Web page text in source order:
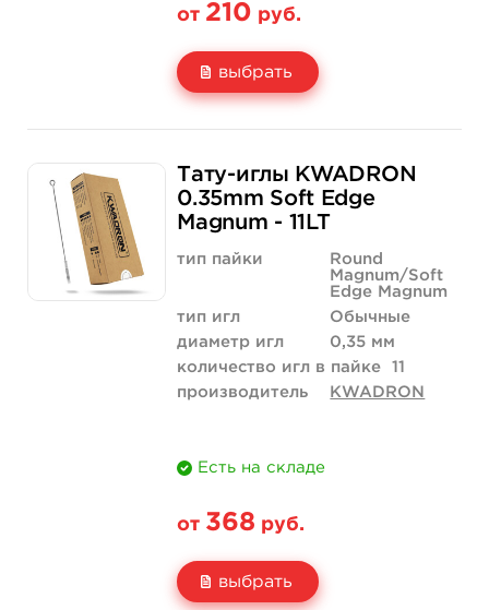
от 210 руб.
выбрать
Цена
Количество
210 руб.
купить
Тату-иглы KWADRON
0.35mm Soft Edge
Magnum - 11LT
тип пайки
Round
Magnum/Soft
Edge Magnum
тип игл
Обычные
диаметр игл
0,35 мм
количество игл в пайке
11
производитель
KWADRON
Есть на складе
от 368 руб.
выбрать